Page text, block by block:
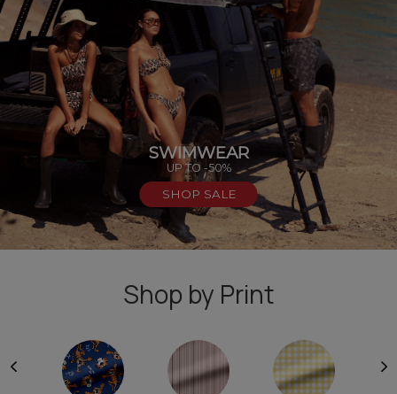
SWIMWEAR
UP TO -50%
SHOP SALE
Shop by Print